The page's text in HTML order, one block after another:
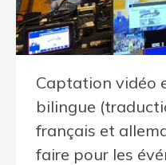
Captation vidéo
bilingue
français et
faire pour les